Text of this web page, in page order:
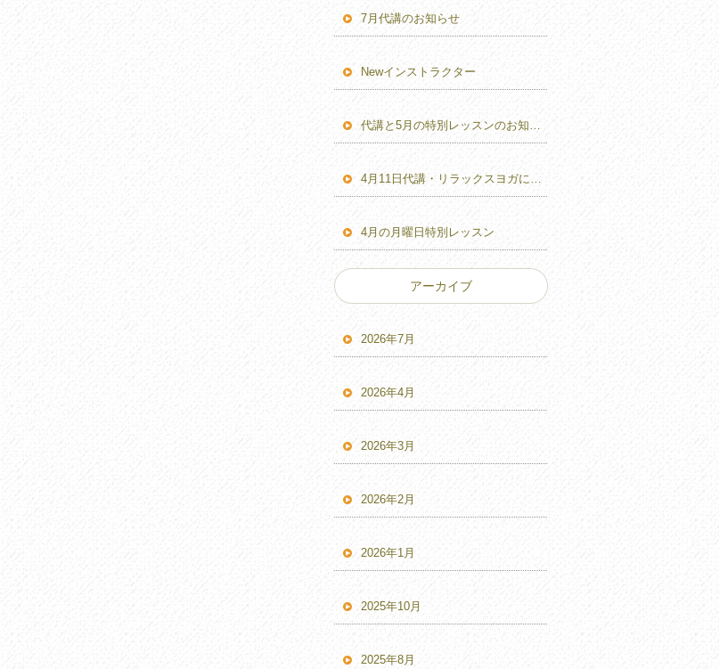
7月代講のお知らせ
Newインストラクター
4月の月曜日特別レッスン
アーカイブ
2026年7月
2026年4月
2026年3月
2026年2月
2026年1月
2025年10月
2025年8月